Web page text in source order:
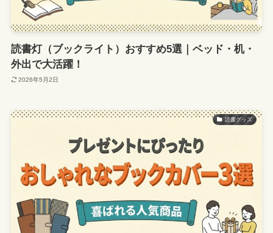
読書灯（ブックライト）おすすめ5選｜ベッド・机・
外出で大活躍！
2026年5月2日
読書グッズ